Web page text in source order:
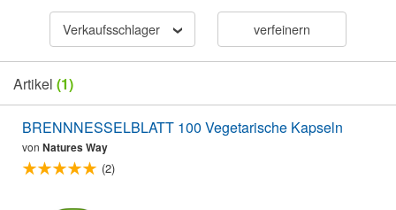
Verkaufsschlager verfeinern
Artikel (1)
BRENNNESSELBLATT 100 Vegetarische Kapseln
von Natures Way
(2)